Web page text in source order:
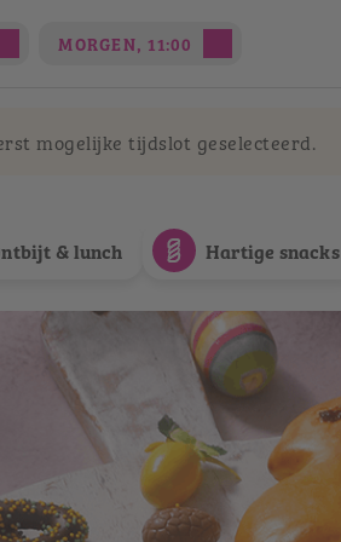
MORGEN, 11:00
mogelijke tijdslot geselecteerd.
& lunch Hartige snacks